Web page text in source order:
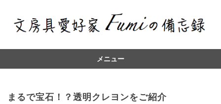
メニュー
まるで宝石！？透明クレヨンをご紹介